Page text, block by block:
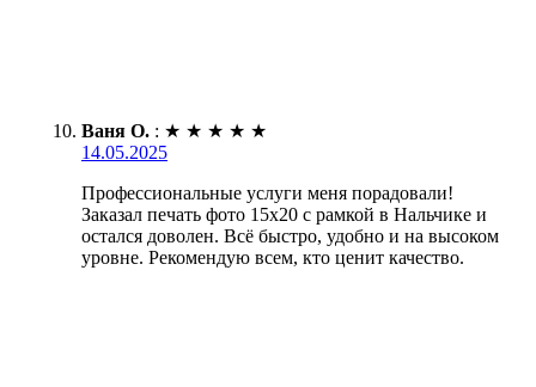
Ваня О. : ★ ★ ★ ★ ★
14.05.2025
Профессиональные услуги меня порадовали!
Заказал печать фото 15х20 с рамкой в Нальчике и
остался доволен. Всё быстро, удобно и на высоком
уровне. Рекомендую всем, кто ценит качество.